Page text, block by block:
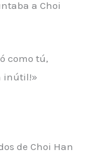
a Choi
como tú,
inútil!»
de Choi Han